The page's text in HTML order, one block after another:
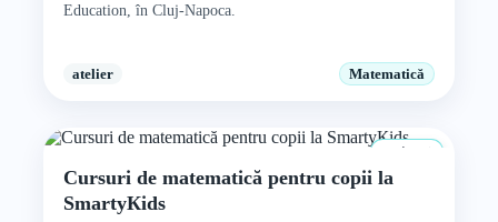
Education, în Cluj-Napoca.
atelier Matematică
4+ ani
Cursuri de matematică pentru copii la
SmartyКids